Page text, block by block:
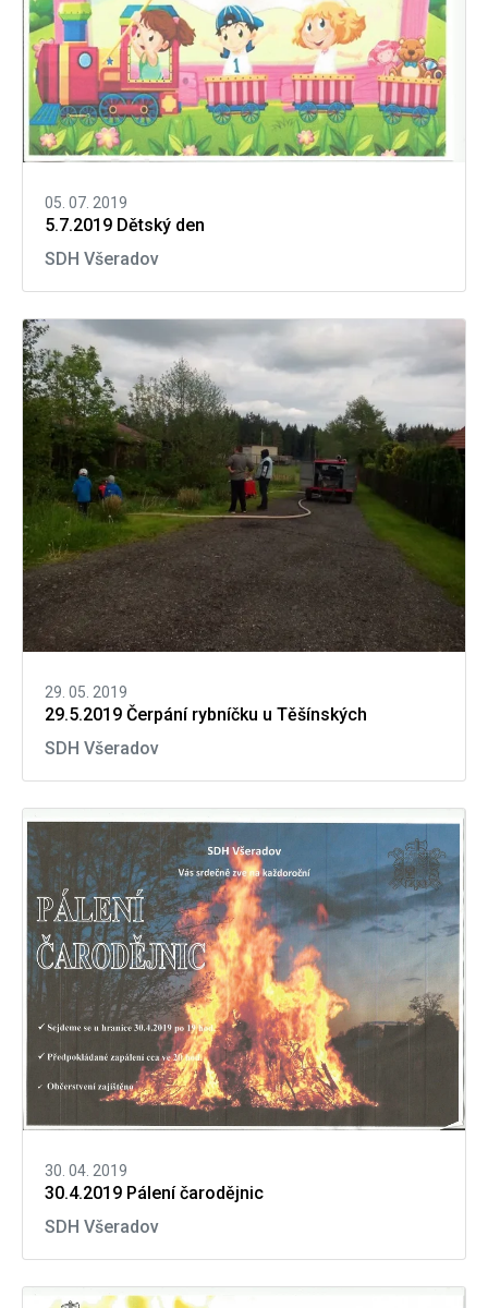
05. 07. 2019
5.7.2019 Dětský den
SDH Všeradov
29. 05. 2019
29.5.2019 Čerpání rybníčku u Těšínských
SDH Všeradov
30. 04. 2019
30.4.2019 Pálení čarodějnic
SDH Všeradov